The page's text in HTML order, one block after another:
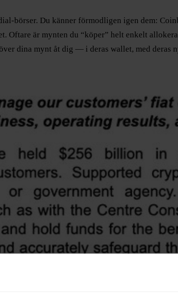
börser. Du känner förmodligen igen dem:
Oftare är mynten du “köper” helt enkelt
dina mynt åt dig — i deras wallet, med deras